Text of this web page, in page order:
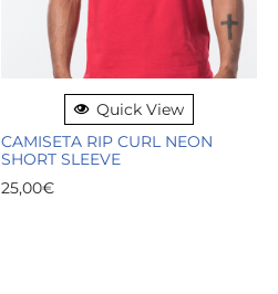
Quick View
CAMISETA RIP CURL NEON
SHORT SLEEVE
25,00€